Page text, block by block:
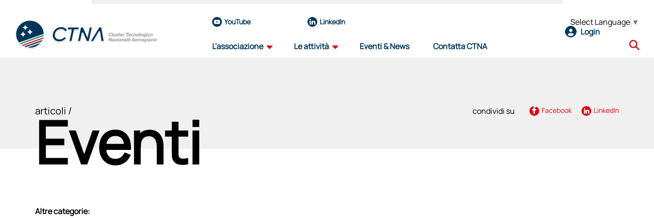
YouTube LinkedIn
L'associazione Le attività Eventi & News Contatta CTNA
Select Language ▼
Login
articoli / condividi su Facebook LinkedIn
Eventi
Altre categorie: